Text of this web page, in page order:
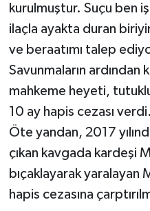
kurulmuştur. Suçu ben
ilaçla ayakta duran
ve beraatımı talep
Savunmaların ardından
mahkeme heyeti,
10 ay hapis cezası verdi.
Öte yandan, 2017
çıkan kavgada kardeşi
bıçaklayarak yaralayan
hapis cezasına